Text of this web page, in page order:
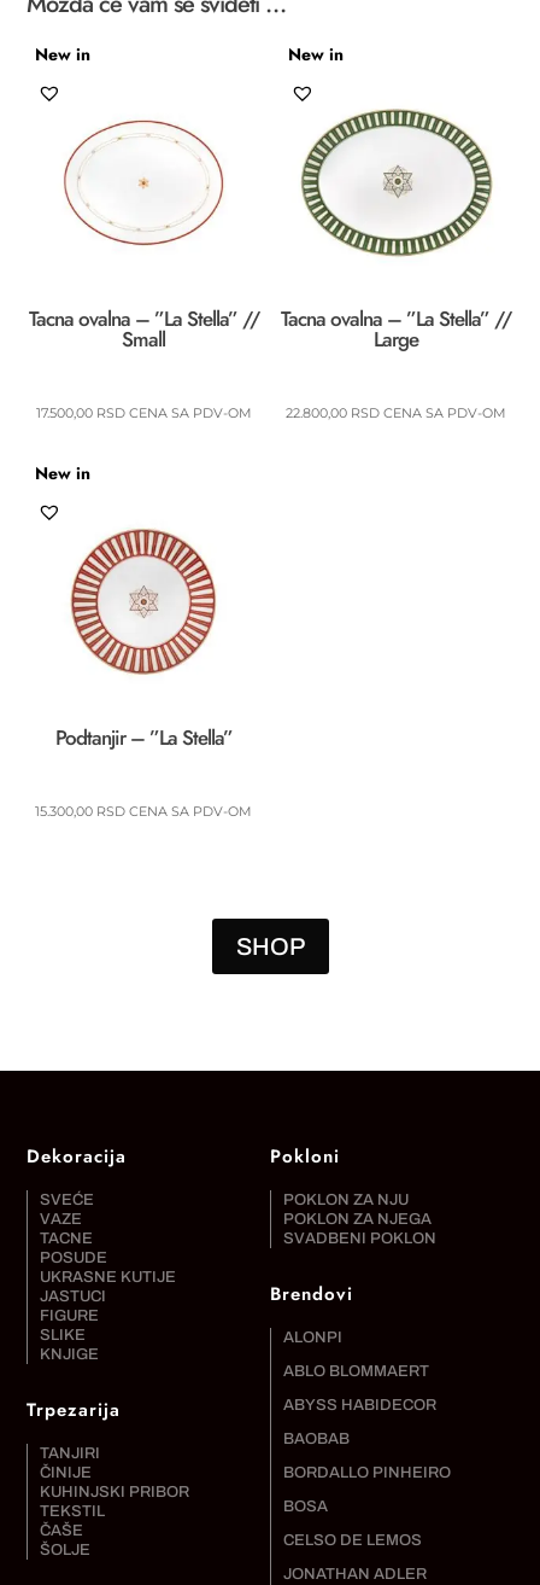
New in
Tacna ovalna – ”La Stella” //
Small
17.500,00 RSD CENA SA PDV-OM
New in
Tacna ovalna – ”La Stella” //
Large
22.800,00 RSD CENA SA PDV-OM
New in
Podtanjir – ”La Stella”
15.300,00 RSD CENA SA PDV-OM
SHOP
Dekoracija
SVEĆE
VAZE
TACNE
POSUDE
UKRASNE KUTIJE
JASTUCI
FIGURE
SLIKE
KNJIGE
Trpezarija
TANJIRI
ČINIJE
KUHINJSKI PRIBOR
TEKSTIL
ČAŠE
ŠOLJE
Pokloni
POKLON ZA NJU
POKLON ZA NJEGA
SVADBENI POKLON
Brendovi
ALONPI
ABLO BLOMMAERT
ABYSS HABIDECOR
BAOBAB
BORDALLO PINHEIRO
BOSA
CELSO DE LEMOS
JONATHAN ADLER